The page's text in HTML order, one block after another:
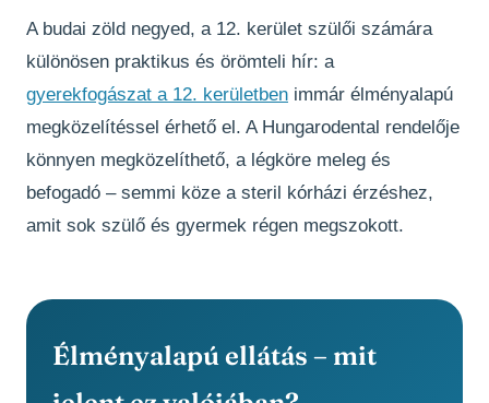
A budai zöld negyed, a 12. kerület szülői számára
különösen praktikus és örömteli hír: a
gyerekfogászat a 12. kerületben immár élményalapú
megközelítéssel érhető el. A Hungarodental rendelője
könnyen megközelíthető, a légköre meleg és
befogadó – semmi köze a steril kórházi érzéshez,
amit sok szülő és gyermek régen megszokott.
Élményalapú ellátás – mit